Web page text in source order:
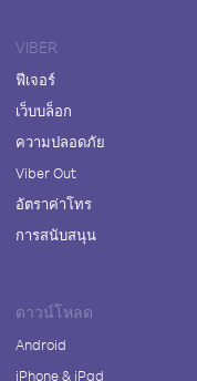
VIBER
ฟีเจอร์
เว็บบล็อก
ความปลอดภัย
Viber Out
อัตราค่าโทร
การสนับสนุน
ดาวน์โหลด
Android
iPhone & iPad